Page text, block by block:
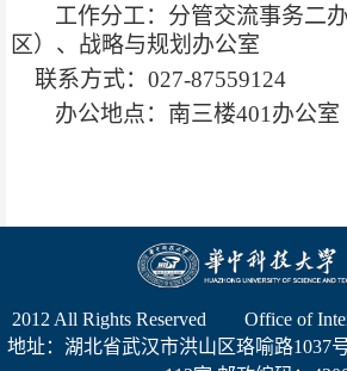
工作分工：分管交流事务二
区）、战略与规划办公室
联系方式：027-87559124
办公地点：南三楼401办公室
2012 All Rights Reserved Office of
地址：湖北省武汉市洪山区珞喻路1037